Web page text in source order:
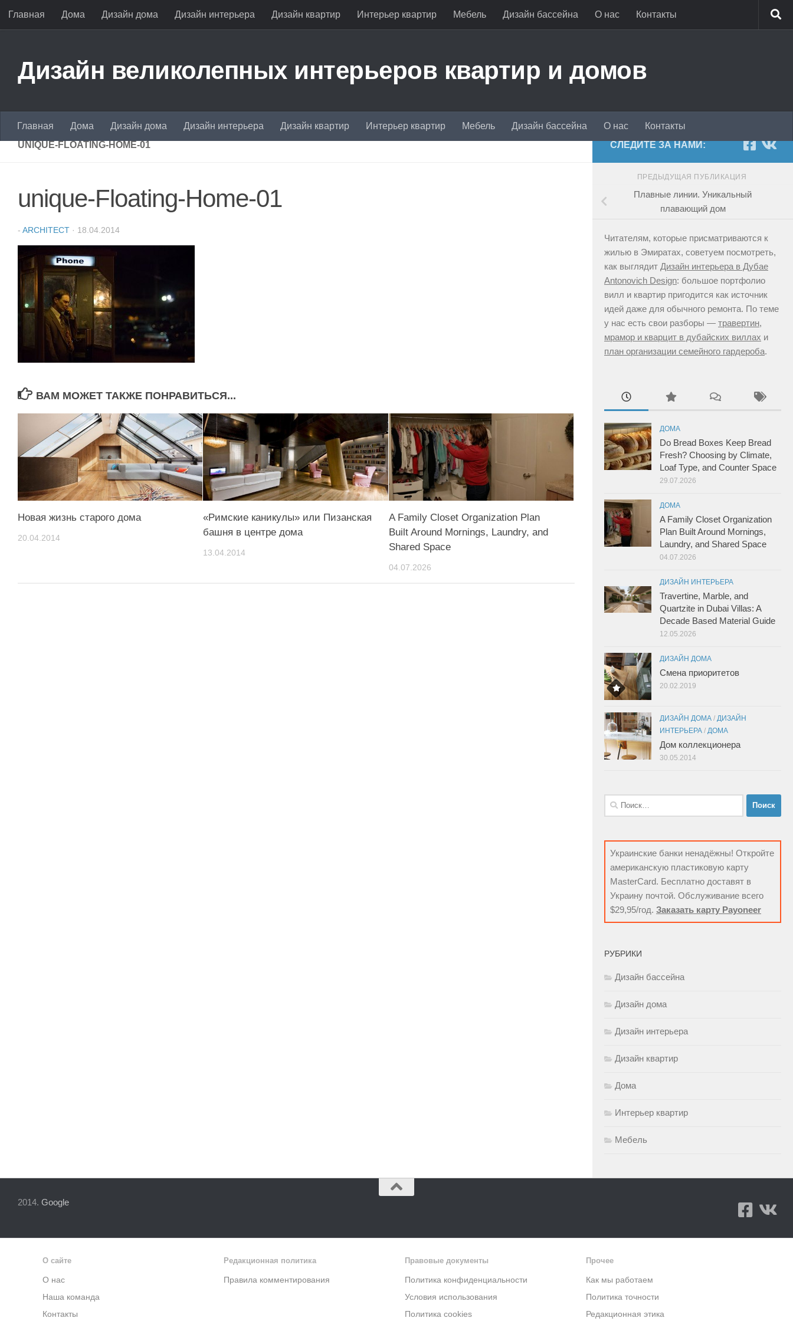
Перейти к содержимому
Главная Дома Дизайн дома Дизайн интерьера Дизайн квартир Интерьер квартир Мебель Дизайн бассейна О нас Контакты
Дизайн великолепных интерьеров квартир и домов
Главная Дома Дизайн дома Дизайн интерьера Дизайн квартир Интерьер квартир Мебель Дизайн бассейна О нас
Контакты
UNIQUE-FLOATING-HOME-01
unique-Floating-Home-01
- ARCHITECT · 18.04.2014
ВАМ МОЖЕТ ТАКЖЕ ПОНРАВИТЬСЯ...
Новая жизнь старого дома
20.04.2014
«Римские каникулы» или Пизанская
башня в центре дома
13.04.2014
A Family Closet Organization Plan
Built Around Mornings, Laundry, and
Shared Space
04.07.2026
СЛЕДИТЕ ЗА НАМИ:
ПРЕДЫДУЩАЯ ПУБЛИКАЦИЯ
Плавные линии. Уникальный
плавающий дом
Читателям, которые присматриваются к
жилью в Эмиратах, советуем посмотреть,
как выглядит Дизайн интерьера в Дубае
Antonovich Design: большое портфолио
вилл и квартир пригодится как источник
идей даже для обычного ремонта. По теме
у нас есть свои разборы — травертин,
мрамор и кварцит в дубайских виллах и
план организации семейного гардероба.
ДОМА
Do Bread Boxes Keep Bread
Fresh? Choosing by Climate,
Loaf Type, and Counter Space
29.07.2026
ДОМА
A Family Closet Organization
Plan Built Around Mornings,
Laundry, and Shared Space
04.07.2026
ДИЗАЙН ИНТЕРЬЕРА
Travertine, Marble, and
Quartzite in Dubai Villas: A
Decade Based Material Guide
12.05.2026
ДИЗАЙН ДОМА
Смена приоритетов
20.02.2019
ДИЗАЙН ДОМА / ДИЗАЙН
ИНТЕРЬЕРА / ДОМА
Дом коллекционера
30.05.2014
Найти:
Украинские банки ненадёжны! Откройте
американскую пластиковую карту
MasterCard. Бесплатно доставят в
Украину почтой. Обслуживание всего
$29,95/год. Заказать карту Payoneer
РУБРИКИ
Дизайн бассейна
Дизайн дома
Дизайн интерьера
Дизайн квартир
Дома
Интерьер квартир
Мебель
2014. Google
О сайте
О нас
Наша команда
Контакты
Редакционная политика
Правила комментирования
Правовые документы
Политика конфиденциальности
Условия использования
Политика cookies
Прочее
Как мы работаем
Политика точности
Редакционная этика